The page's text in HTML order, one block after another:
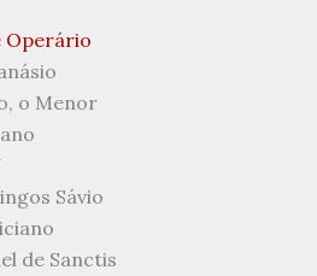
Operário
o Menor
Sávio
de Sanctis